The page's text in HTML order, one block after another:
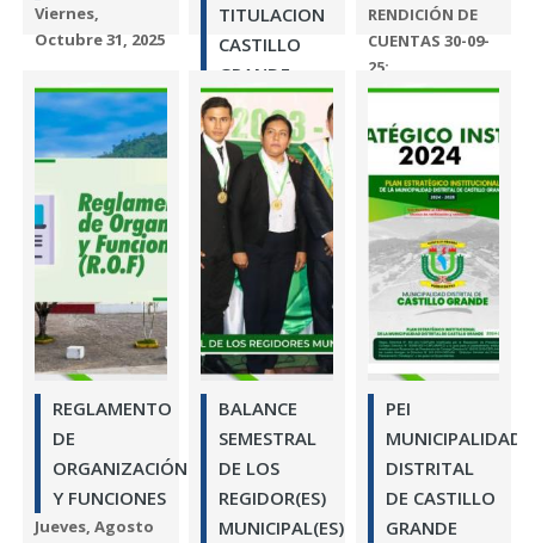
Viernes,
Octubre 31, 2025
TITULACION
CASTILLO
GRANDE
Viernes,
Octubre 17, 2025
LISTA DE
BENEFICIARIOS
APTOS PARA LA
ADJUDICACIÓN
Y/O TITULACIÓN
CASTILLO...
Leer más
RENDICIÓN DE
CUENTAS 30-09-
25: ...
REGLAMENTO
DE
ORGANIZACIÓN
Y FUNCIONES
Jueves, Agosto
BALANCE
SEMESTRAL
DE LOS
REGIDOR(ES)
MUNICIPAL(ES)
PEI
MUNICIPALIDAD
DISTRITAL
DE CASTILLO
GRANDE